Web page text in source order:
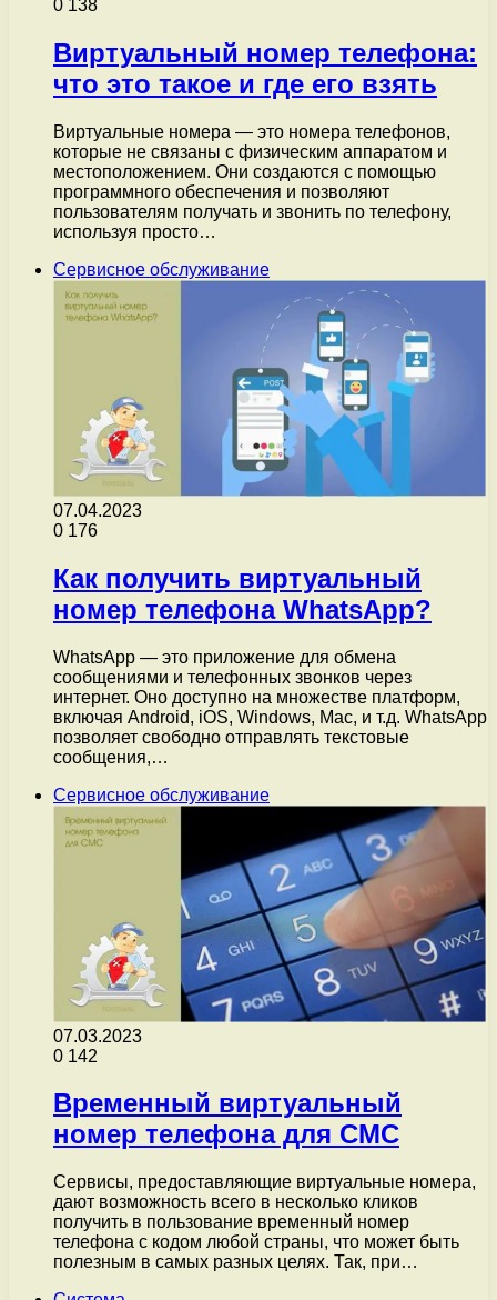
0 138
Виртуальный номер телефона:
что это такое и где его взять
Виртуальные номера — это номера телефонов,
которые не связаны с физическим аппаратом и
местоположением. Они создаются с помощью
программного обеспечения и позволяют
пользователям получать и звонить по телефону,
используя просто…
Сервисное обслуживание
07.04.2023
0 176
Как получить виртуальный
номер телефона WhatsApp?
WhatsApp — это приложение для обмена
сообщениями и телефонных звонков через
интернет. Оно доступно на множестве платформ,
включая Android, iOS, Windows, Mac, и т.д. WhatsApp
позволяет свободно отправлять текстовые
сообщения,…
Сервисное обслуживание
07.03.2023
0 142
Временный виртуальный
номер телефона для СМС
Сервисы, предоставляющие виртуальные номера,
дают возможность всего в несколько кликов
получить в пользование временный номер
телефона с кодом любой страны, что может быть
полезным в самых разных целях. Так, при…